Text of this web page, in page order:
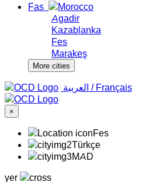
Fas
Agadir
Kazablanka
Fes
Marakeş
More cities
‏العربية ‏ / Français
×
Fes
Türkçe
MAD
yer